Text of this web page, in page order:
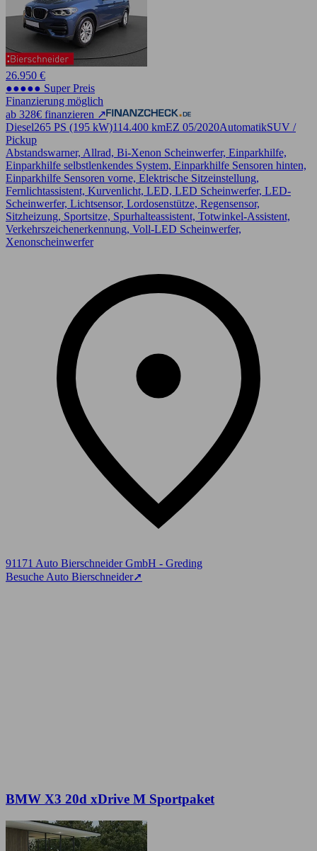
26.950 €
●●●●● Super Preis
Finanzierung möglich
ab 328€ finanzieren ↗
Diesel265 PS (195 kW)114.400 kmEZ 05/2020AutomatikSUV /
Pickup
Abstandswarner, Allrad, Bi-Xenon Scheinwerfer, Einparkhilfe,
Einparkhilfe selbstlenkendes System, Einparkhilfe Sensoren hinten,
Einparkhilfe Sensoren vorne, Elektrische Sitzeinstellung,
Fernlichtassistent, Kurvenlicht, LED, LED Scheinwerfer, LED-
Scheinwerfer, Lichtsensor, Lordosenstütze, Regensensor,
Sitzheizung, Sportsitze, Spurhalteassistent, Totwinkel-Assistent,
Verkehrszeichenerkennung, Voll-LED Scheinwerfer,
Xenonscheinwerfer
91171 Auto Bierschneider GmbH - Greding
Besuche Auto Bierschneider➚
BMW X3 20d xDrive M Sportpaket